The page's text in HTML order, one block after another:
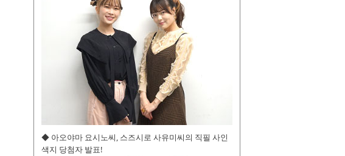
◆ 아오야마 요시노씨, 스즈시로 사유미씨의 직필 사인
색지 당첨자 발표!